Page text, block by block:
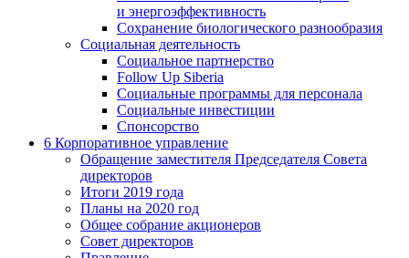
и энергоэффективность
Сохранение биологического разнообразия
Социальная деятельность
Социальное партнерство
Follow Up Siberia
Социальные программы для персонала
Социальные инвестиции
Спонсорство
6 Корпоративное управление
Обращение заместителя Председателя Совета
директоров
Итоги 2019 года
Планы на 2020 год
Общее собрание акционеров
Совет директоров